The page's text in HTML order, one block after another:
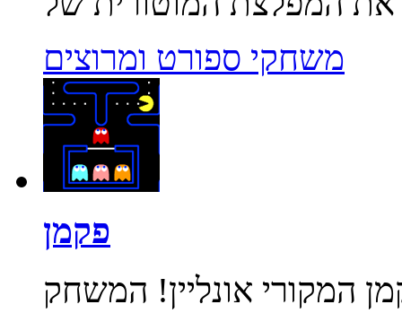
משחקי ספורט ומרוצים
פקמן